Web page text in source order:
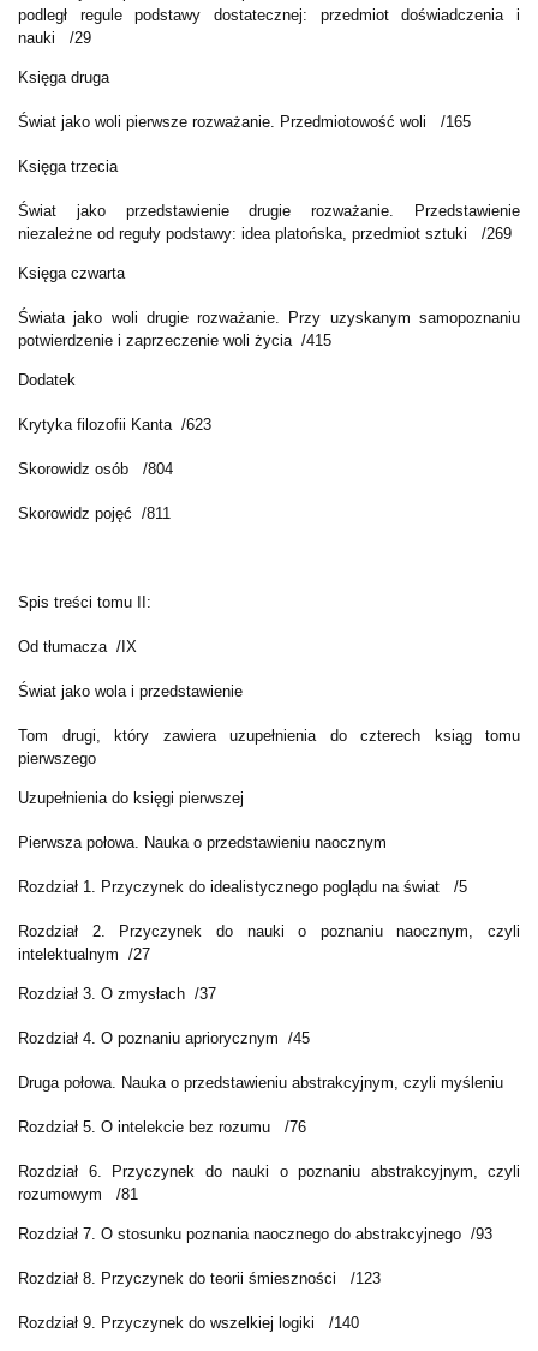
podległ regule podstawy dostatecznej: przedmiot doświadczenia i
nauki /29
Księga druga
Świat jako woli pierwsze rozważanie. Przedmiotowość woli /165
Księga trzecia
Świat jako przedstawienie drugie rozważanie. Przedstawienie
niezależne od reguły podstawy: idea platońska, przedmiot sztuki /269
Księga czwarta
Świata jako woli drugie rozważanie. Przy uzyskanym samopoznaniu
potwierdzenie i zaprzeczenie woli życia /415
Dodatek
Krytyka filozofii Kanta /623
Skorowidz osób /804
Skorowidz pojęć /811
Spis treści tomu II:
Od tłumacza /IX
Świat jako wola i przedstawienie
Tom drugi, który zawiera uzupełnienia do czterech ksiąg tomu
pierwszego
Uzupełnienia do księgi pierwszej
Pierwsza połowa. Nauka o przedstawieniu naocznym
Rozdział 1. Przyczynek do idealistycznego poglądu na świat /5
Rozdział 2. Przyczynek do nauki o poznaniu naocznym, czyli
intelektualnym /27
Rozdział 3. O zmysłach /37
Rozdział 4. O poznaniu apriorycznym /45
Druga połowa. Nauka o przedstawieniu abstrakcyjnym, czyli myśleniu
Rozdział 5. O intelekcie bez rozumu /76
Rozdział 6. Przyczynek do nauki o poznaniu abstrakcyjnym, czyli
rozumowym /81
Rozdział 7. O stosunku poznania naocznego do abstrakcyjnego /93
Rozdział 8. Przyczynek do teorii śmieszności /123
Rozdział 9. Przyczynek do wszelkiej logiki /140